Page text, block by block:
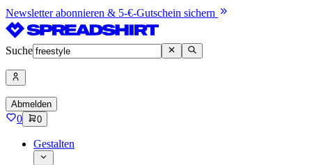
Newsletter abonnieren & 5-€-Gutschein sichern
Suche
Abmelden
0 0
Gestalten